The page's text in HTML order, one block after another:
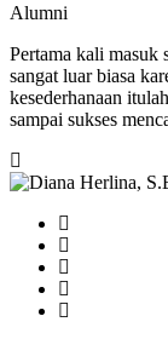
Alumni
Pertama kali masuk
sangat luar biasa
kesederhanaan
sampai sukses